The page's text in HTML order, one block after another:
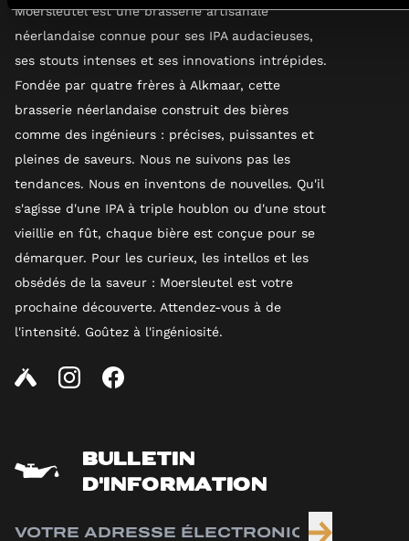
Moersleutel est une brasserie artisanale
néerlandaise connue pour ses IPA audacieuses,
ses stouts intenses et ses innovations intrépides.
Fondée par quatre frères à Alkmaar, cette
brasserie néerlandaise construit des bières
comme des ingénieurs : précises, puissantes et
pleines de saveurs. Nous ne suivons pas les
tendances. Nous en inventons de nouvelles. Qu'il
s'agisse d'une IPA à triple houblon ou d'une stout
vieillie en fût, chaque bière est conçue pour se
démarquer. Pour les curieux, les intellos et les
obsédés de la saveur : Moersleutel est votre
prochaine découverte. Attendez-vous à de
l'intensité. Goûtez à l'ingéniosité.
BULLETIN
D'INFORMATION